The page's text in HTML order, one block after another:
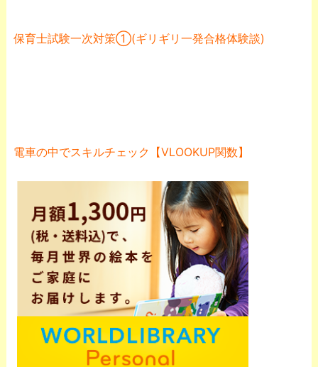
保育士試験一次対策➀(ギリギリ一発合格体験談)
電車の中でスキルチェック【VLOOKUP関数】